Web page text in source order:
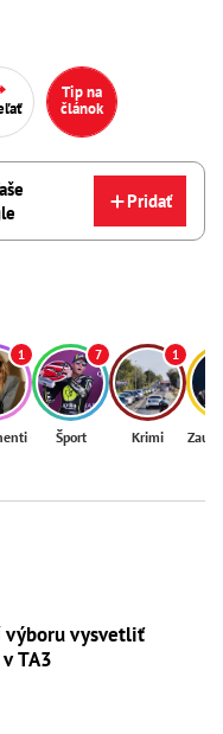
Tip na
článok
Pridať
1 7
Šport
1
Krimi
výboru vysvetliť
TA3